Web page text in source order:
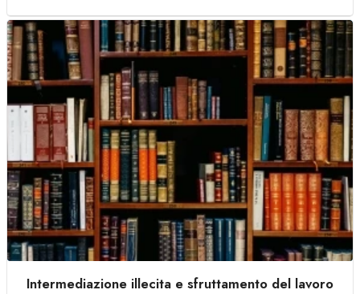
Intermediazione illecita e sfruttamento del lavoro